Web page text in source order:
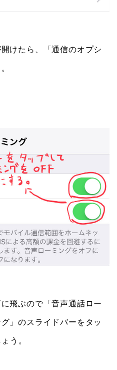
けたら、「通信のオプシ
飛ぶので「音声通話ロー
」のスライドバーをタッ
う。